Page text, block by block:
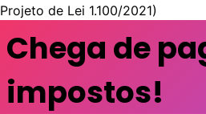
Projeto de Lei 1.100/2021)
Chega de
impostos!